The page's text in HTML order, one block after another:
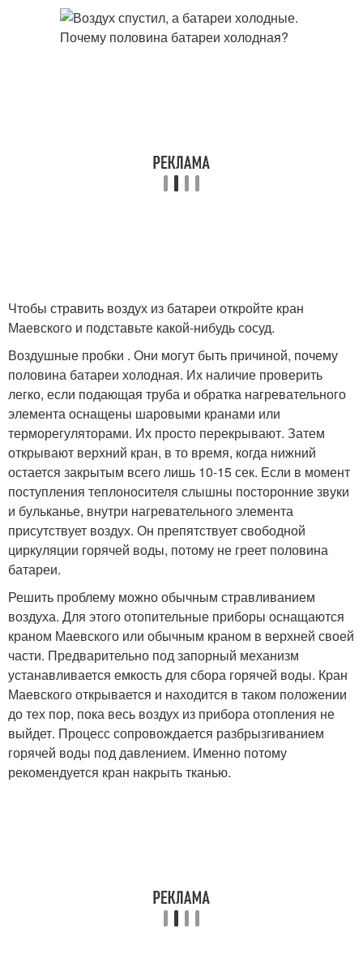
Чтобы стравить воздух из батареи откройте кран
Маевского и подставьте какой-нибудь сосуд.
Воздушные пробки . Они могут быть причиной, почему
половина батареи холодная. Их наличие проверить
легко, если подающая труба и обратка нагревательного
элемента оснащены шаровыми кранами или
терморегуляторами. Их просто перекрывают. Затем
открывают верхний кран, в то время, когда нижний
остается закрытым всего лишь 10-15 сек. Если в момент
поступления теплоносителя слышны посторонние звуки
и бульканье, внутри нагревательного элемента
присутствует воздух. Он препятствует свободной
циркуляции горячей воды, потому не греет половина
батареи.
Решить проблему можно обычным стравливанием
воздуха. Для этого отопительные приборы оснащаются
краном Маевского или обычным краном в верхней своей
части. Предварительно под запорный механизм
устанавливается емкость для сбора горячей воды. Кран
Маевского открывается и находится в таком положении
до тех пор, пока весь воздух из прибора отопления не
выйдет. Процесс сопровождается разбрызгиванием
горячей воды под давлением. Именно потому
рекомендуется кран накрыть тканью.